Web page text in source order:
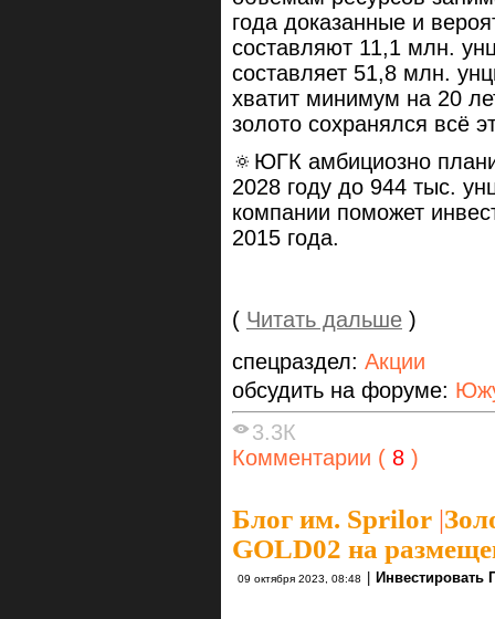
года доказанные и
составляют 11,1 млн.
составляет 51,8 млн.
хватит минимум на 20
золото сохранялся всё
🔅ЮГК амбициозно
2028 году до 944 тыс.
компании поможет
2015 года.
( Читать дальше )
спецраздел: Акции
обсудить на форуме:
3.3К
Комментарии ( 8 )
Блог им. Sprilor |
GOLD02 на
09 октября 2023, 08:48 Инвестировать